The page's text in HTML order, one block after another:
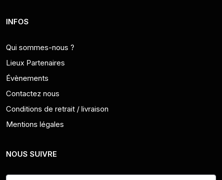
INFOS
Qui sommes-nous ?
Lieux Partenaires
Évènements
Contactez nous
Conditions de retrait / livraison
Mentions légales
NOUS SUIVRE